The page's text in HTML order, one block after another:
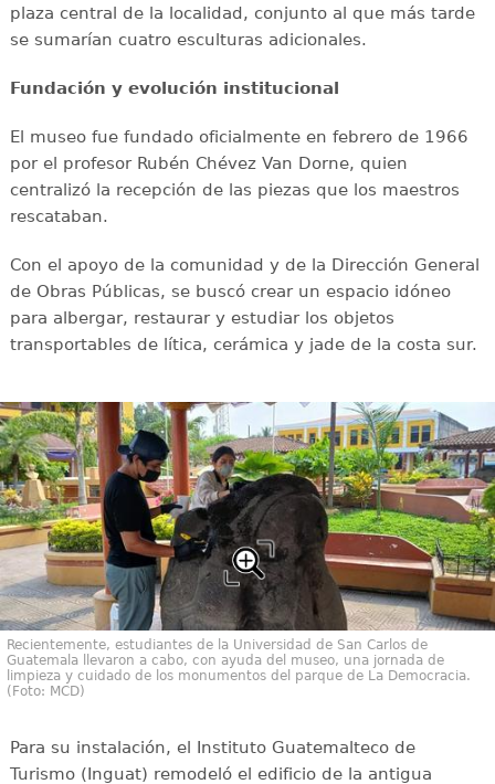
plaza central de la localidad, conjunto al que más tarde
se sumarían cuatro esculturas adicionales.
Fundación y evolución institucional
El museo fue fundado oficialmente en febrero de 1966
por el profesor Rubén Chévez Van Dorne, quien
centralizó la recepción de las piezas que los maestros
rescataban.
Con el apoyo de la comunidad y de la Dirección General
de Obras Públicas, se buscó crear un espacio idóneo
para albergar, restaurar y estudiar los objetos
transportables de lítica, cerámica y jade de la costa sur.
Recientemente, estudiantes de la Universidad de San Carlos de
Guatemala llevaron a cabo, con ayuda del museo, una jornada de
limpieza y cuidado de los monumentos del parque de La Democracia.
(Foto: MCD)
Para su instalación, el Instituto Guatemalteco de
Turismo (Inguat) remodeló el edificio de la antigua